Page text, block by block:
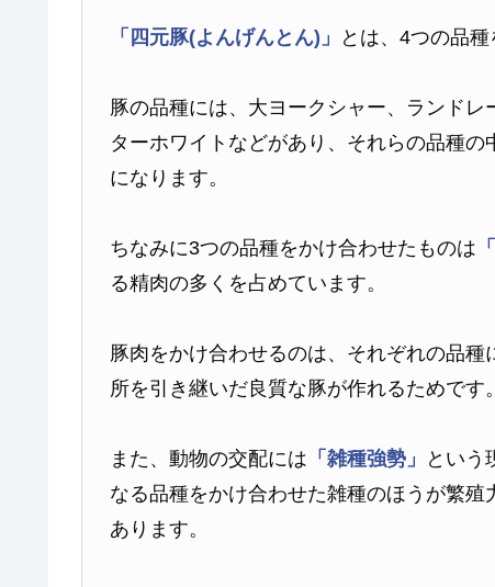
「四元豚(よんげんとん)」 とは、4つの品
豚の品種には、大ヨークシャー、ランド
ターホワイトなどがあり、それらの品種
になります。
ちなみに3つの品種をかけ合わせたものは
る精肉の多くを占めています。
豚肉をかけ合わせるのは、それぞれの品
所を引き継いだ良質な豚が作れるためです。
また、動物の交配には 「雑種強勢」
という
なる品種をかけ合わせた雑種のほうが繁
あります。